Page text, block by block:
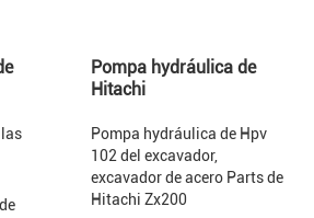
Pompa hydráulica de
Hitachi
Pompa hydráulica de Hpv
102 del excavador,
excavador de acero Parts de
Hitachi Zx200